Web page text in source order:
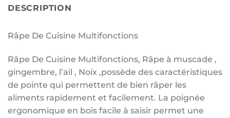
DESCRIPTION
Râpe De Cuisine Multifonctions
Râpe De Cuisine Multifonctions, Râpe à muscade ,
gingembre, l’ail , Noix ,possède des caractéristiques
de pointe qui permettent de bien râper les
aliments rapidement et facilement. La poignée
ergonomique en bois facile à saisir permet une